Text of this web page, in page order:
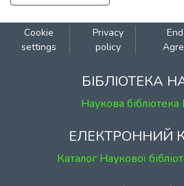
Cookie
settings
Privacy
policy
БІБЛІОТЕКА
Наукова
ЕЛЕКТРОННИЙ
Каталог Наукової